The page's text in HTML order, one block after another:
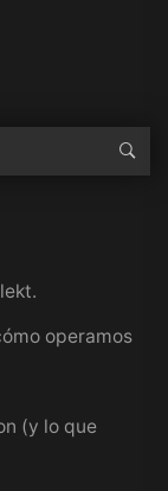
operamos
(y lo que